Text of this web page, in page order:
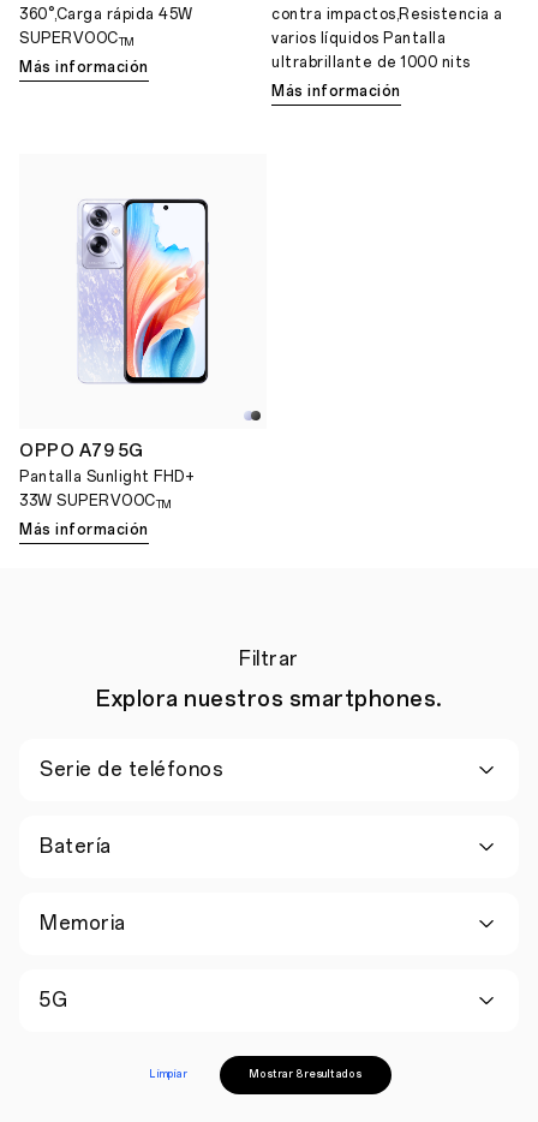
360°,Carga rápida 45W
SUPERVOOCTM
Más información
contra impactos,Resistencia a
varios líquidos Pantalla
ultrabrillante de 1000 nits
Más información
OPPO A79 5G
Pantalla Sunlight FHD+
33W SUPERVOOCTM
Más información
Filtrar
Explora nuestros smartphones.
Serie de teléfonos
Batería
Memoria
5G
Limpiar Mostrar 8 resultados